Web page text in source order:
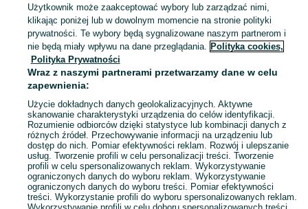
Zobacz
Mapa kategorii
Mapa miejscowości
Mapa ministron
Popularne wyszukiwania
Użytkownik może zaakceptować wybory lub zarządzać nimi,
klikając poniżej lub w dowolnym momencie na stronie polityki
prywatności. Te wybory będą sygnalizowane naszym partnerom i
nie będą miały wpływu na dane przeglądania. Polityka cookies,
Polityka Prywatności
Wraz z naszymi partnerami przetwarzamy dane w celu
zapewnienia:
Użycie dokładnych danych geolokalizacyjnych. Aktywne
skanowanie charakterystyki urządzenia do celów identyfikacji.
Rozumienie odbiorców dzięki statystyce lub kombinacji danych z
różnych źródeł. Przechowywanie informacji na urządzeniu lub
dostęp do nich. Pomiar efektywności reklam. Rozwój i ulepszanie
usług. Tworzenie profili w celu personalizacji treści. Tworzenie
profili w celu spersonalizowanych reklam. Wykorzystywanie
ograniczonych danych do wyboru reklam. Wykorzystywanie
ograniczonych danych do wyboru treści. Pomiar efektywności
treści. Wykorzystanie profili do wyboru spersonalizowanych reklam.